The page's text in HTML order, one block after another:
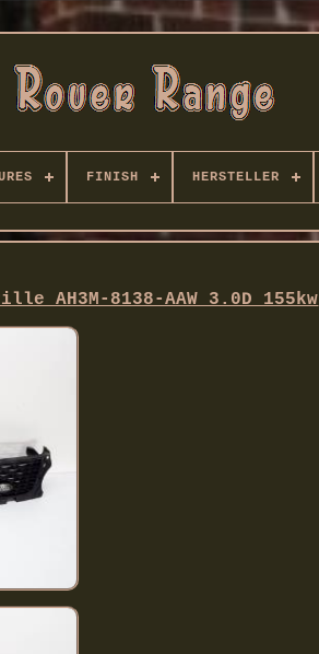
FINISH HERSTELLER
AH3M-8138-AAW 3.0D 155kw